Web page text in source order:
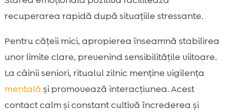
recuperarea rapidă după situațiile stressante.
Pentru cățeii mici, apropierea înseamnă stabilirea
unor limite clare, prevenind sensibilitățile viitoare.
La câinii seniori, ritualul zilnic menține vigilența
mentală și promovează interacțiunea. Acest
contact calm și constant cultivă încrederea și